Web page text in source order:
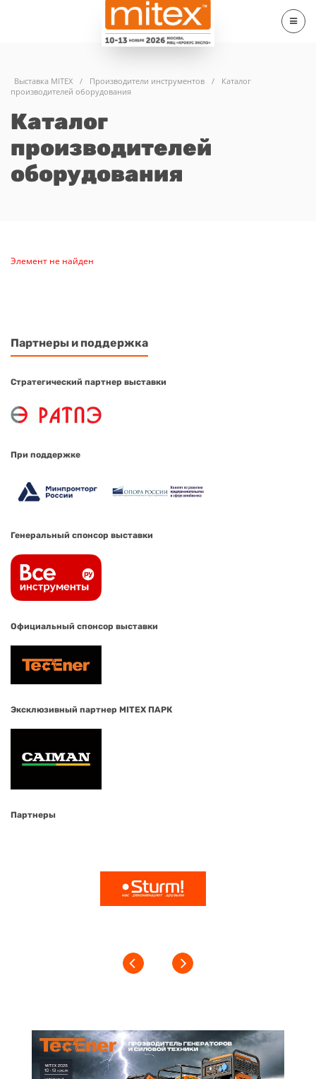
Выставка MITEX / Производители инструментов /
Каталог
производителей оборудования
Каталог
производителей
оборудования
Элемент не найден
Партнеры и поддержка
Стратегический партнер выставки
При поддержке
Генеральный спонсор выставки
Официальный спонсор выставки
Эксклюзивный партнер MITEX ПАРК
Партнеры